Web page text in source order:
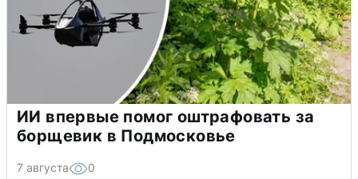
ИИ впервые помог оштрафовать за
борщевик в Подмосковье
7 августа 0